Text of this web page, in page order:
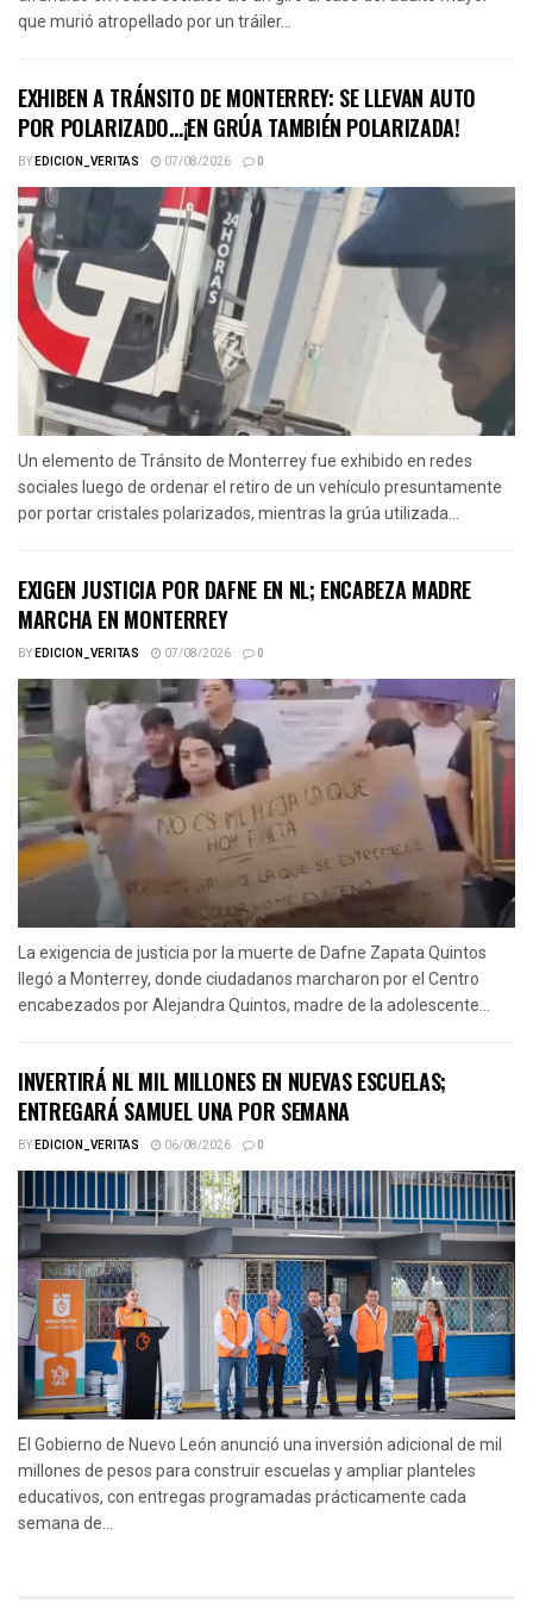
que murió atropellado por un tráiler...
EXHIBEN A TRÁNSITO DE MONTERREY: SE LLEVAN AUTO
POR POLARIZADO…¡EN GRÚA TAMBIÉN POLARIZADA!
BYEDICION_VERITAS 07/08/2026 0
Un elemento de Tránsito de Monterrey fue exhibido en redes
sociales luego de ordenar el retiro de un vehículo presuntamente
por portar cristales polarizados, mientras la grúa utilizada...
EXIGEN JUSTICIA POR DAFNE EN NL; ENCABEZA MADRE
MARCHA EN MONTERREY
BYEDICION_VERITAS 07/08/2026 0
La exigencia de justicia por la muerte de Dafne Zapata Quintos
llegó a Monterrey, donde ciudadanos marcharon por el Centro
encabezados por Alejandra Quintos, madre de la adolescente...
INVERTIRÁ NL MIL MILLONES EN NUEVAS ESCUELAS;
ENTREGARÁ SAMUEL UNA POR SEMANA
BYEDICION_VERITAS 06/08/2026 0
El Gobierno de Nuevo León anunció una inversión adicional de mil
millones de pesos para construir escuelas y ampliar planteles
educativos, con entregas programadas prácticamente cada
semana de...